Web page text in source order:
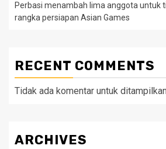
Perbasi menambah lima anggota untuk
rangka persiapan Asian Games
RECENT COMMENTS
Tidak ada komentar untuk
ARCHIVES